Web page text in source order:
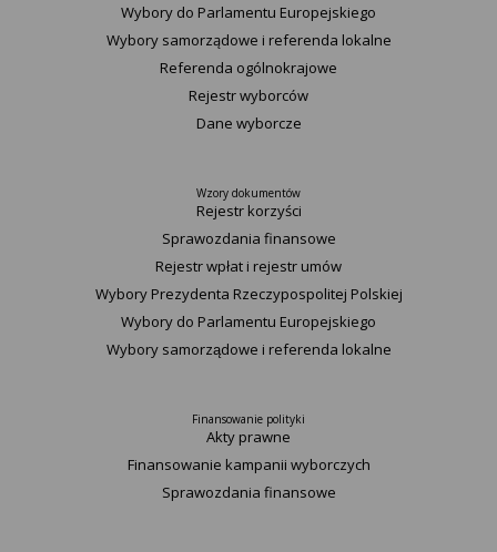
Wybory do Parlamentu Europejskiego
Wybory samorządowe i referenda lokalne
Referenda ogólnokrajowe
Rejestr wyborców
Dane wyborcze
Wzory dokumentów
Rejestr korzyści
Sprawozdania finansowe
Rejestr wpłat i rejestr umów
Wybory Prezydenta Rzeczypospolitej Polskiej
Wybory do Parlamentu Europejskiego
Wybory samorządowe i referenda lokalne
Finansowanie polityki
Akty prawne
Finansowanie kampanii wyborczych
Sprawozdania finansowe